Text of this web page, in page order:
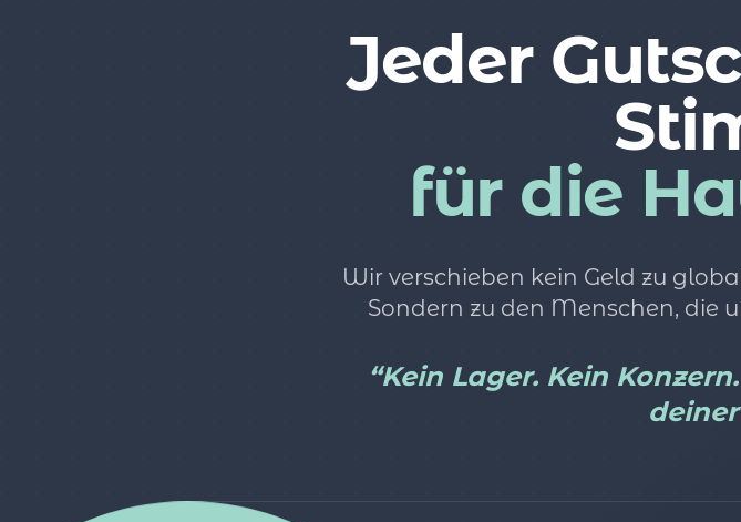
Jeder
für die
Wir verschieben kein Geld zu
Sondern zu den Menschen, die
“Kein Lager. Kein